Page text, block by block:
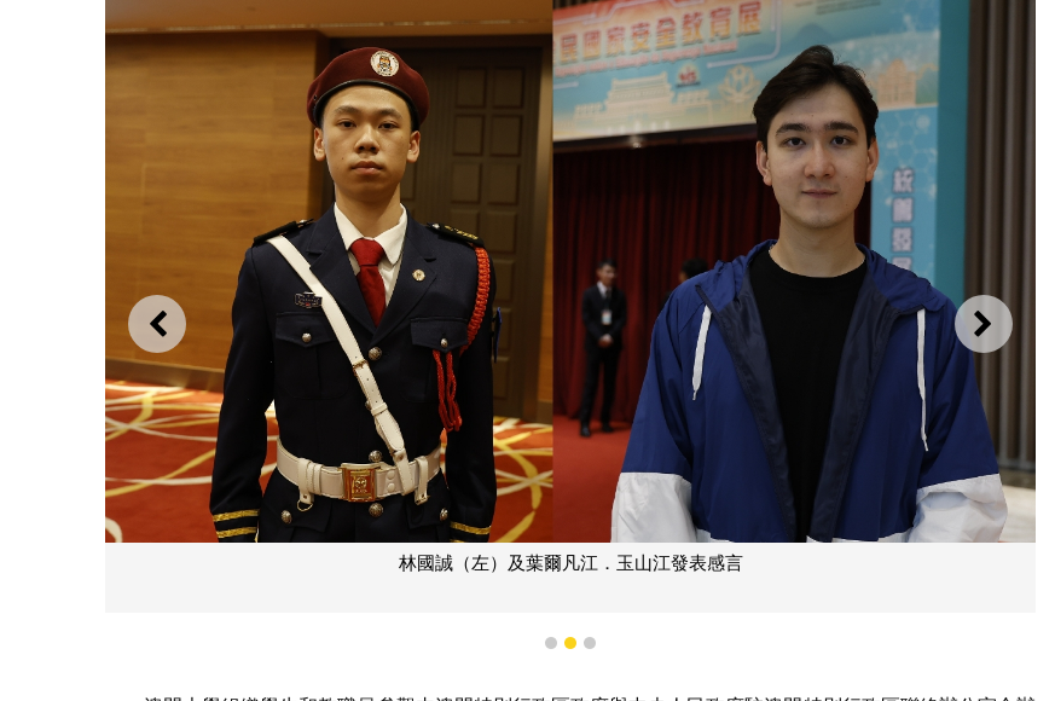
上一則 下一則
林國誠（左）及葉爾凡江．玉山江發表感言
1 2 3